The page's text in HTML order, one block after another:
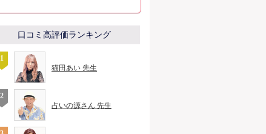
口コミ高評価ランキング
猫田あい 先生
占いの源さん 先生